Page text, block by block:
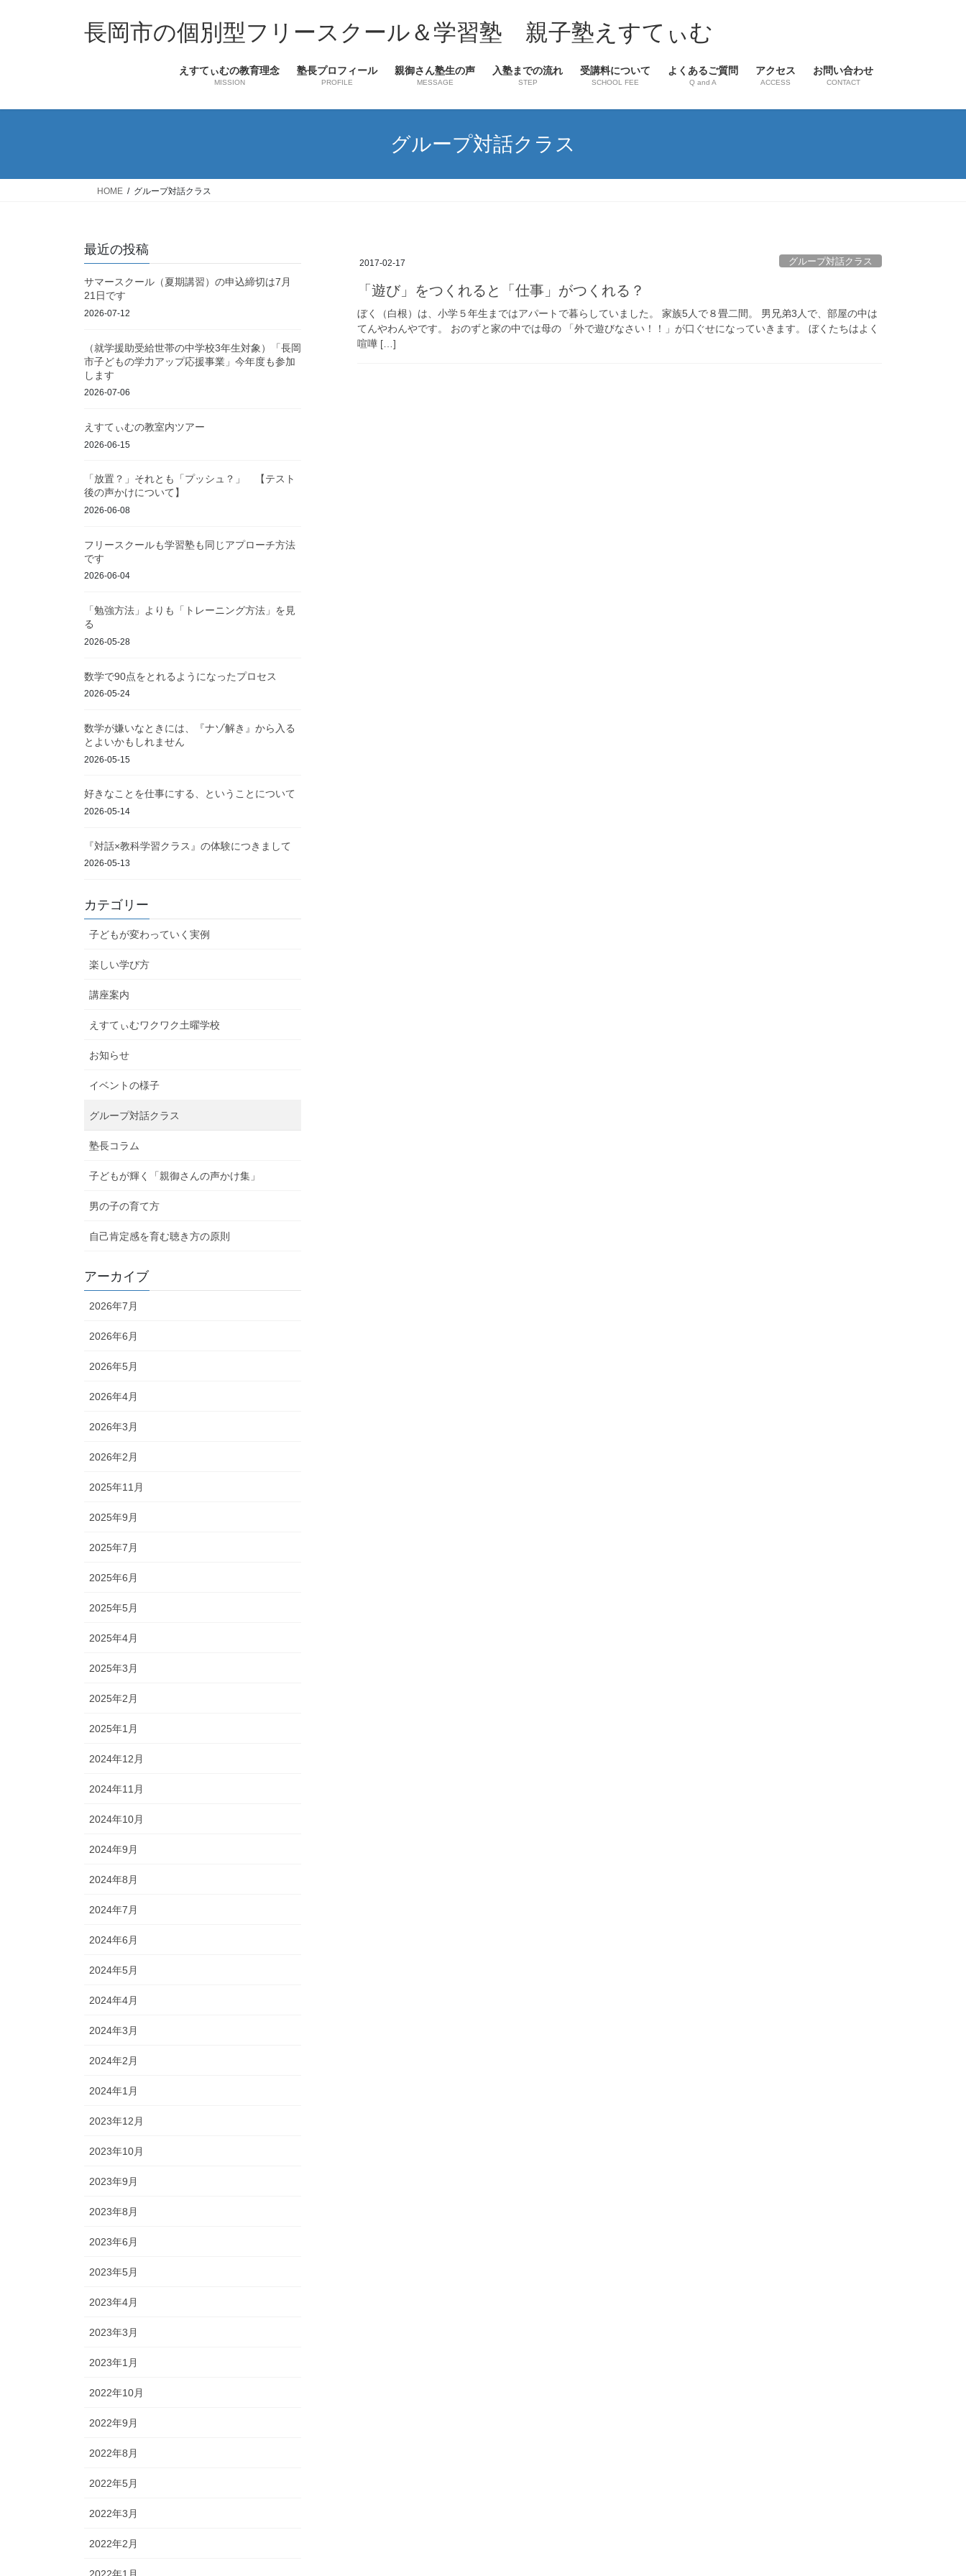
ス
ン
長岡市の個別型フリースクール＆学習塾 親子塾えすてぃむ
えすてぃむの教育理念
MISSION
塾長プロフィール
PROFILE
親御さん塾生の声
MESSAGE
入塾までの流れ
STEP
受講料について
SCHOOL FEE
よくあるご質問
Q and A
アクセス
ACCESS
お問い合わせ
CONTACT
グループ対話クラス
HOME グループ対話クラス
2017-02-17 グループ対話クラス
「遊び」をつくれると「仕事」がつくれる？
ぼく（白根）は、小学５年生まではアパートで暮らしていました。 家族5人で８畳二間。 男兄弟3人で、部屋の中は
てんやわんやです。 おのずと家の中では母の 「外で遊びなさい！！」が口ぐせになっていきます。 ぼくたちはよく
喧嘩 […]
最近の投稿
サマースクール（夏期講習）の申込締切は7月
21日です
2026-07-12
（就学援助受給世帯の中学校3年生対象）「長岡
市子どもの学力アップ応援事業」今年度も参加
します
2026-07-06
えすてぃむの教室内ツアー
2026-06-15
「放置？」それとも「プッシュ？」 【テスト
後の声かけについて】
2026-06-08
フリースクールも学習塾も同じアプローチ方法
です
2026-06-04
「勉強方法」よりも「トレーニング方法」を見
る
2026-05-28
数学で90点をとれるようになったプロセス
2026-05-24
数学が嫌いなときには、『ナゾ解き』から入る
とよいかもしれません
2026-05-15
好きなことを仕事にする、ということについて
2026-05-14
『対話×教科学習クラス』の体験につきまして
2026-05-13
カテゴリー
子どもが変わっていく実例
楽しい学び方
講座案内
えすてぃむワクワク土曜学校
お知らせ
イベントの様子
グループ対話クラス
塾長コラム
子どもが輝く「親御さんの声かけ集」
男の子の育て方
自己肯定感を育む聴き方の原則
アーカイブ
2026年7月
2026年6月
2026年5月
2026年4月
2026年3月
2026年2月
2025年11月
2025年9月
2025年7月
2025年6月
2025年5月
2025年4月
2025年3月
2025年2月
2025年1月
2024年12月
2024年11月
2024年10月
2024年9月
2024年8月
2024年7月
2024年6月
2024年5月
2024年4月
2024年3月
2024年2月
2024年1月
2023年12月
2023年10月
2023年9月
2023年8月
2023年6月
2023年5月
2023年4月
2023年3月
2023年1月
2022年10月
2022年9月
2022年8月
2022年5月
2022年3月
2022年2月